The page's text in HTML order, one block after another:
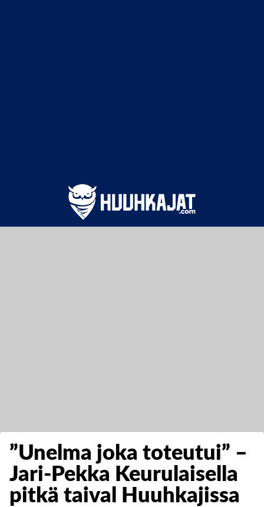
”Unelma joka toteutui” –
Jari-Pekka Keurulaisella
pitkä taival Huuhkajissa